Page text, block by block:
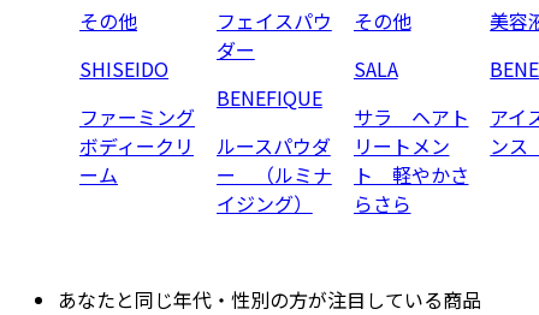
その他
SHISEIDO
ファーミング
ボディークリ
ーム
フェイスパウ
ダー
BENEFIQUE
ルースパウダ
ー （ルミナ
イジング）
その他
SALA
サラ ヘアト
リートメン
ト 軽やかさ
らさら
美容
アイ
ン
あなたと同じ年代・性別の方が注目している商品